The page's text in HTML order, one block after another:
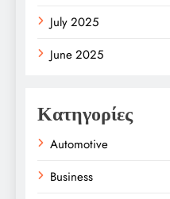
July 2025
June 2025
Κατηγορίες
Automotive
Business